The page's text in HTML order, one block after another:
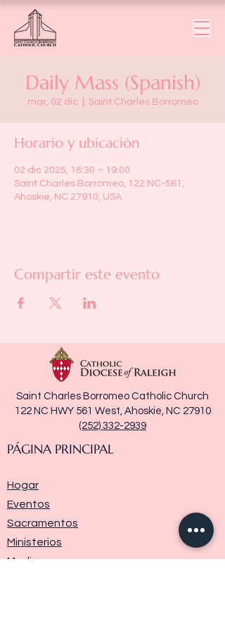
Daily Mass (Spanish)
mar, 02 dic Saint Charles Borromeo
Horario y ubicación
02 dic 2025, 18:30 – 19:00
Saint Charles Borromeo, 122 NC-561,
Ahoskie, NC 27910, USA
Compartir este evento
Saint Charles Borromeo Catholic Church
122 NC HWY 561 West, Ahoskie, NC 27910
(252) 332-2939
PÁGINA PRINCIPAL
Hogar
Eventos
Sacramentos
Ministerios
Media